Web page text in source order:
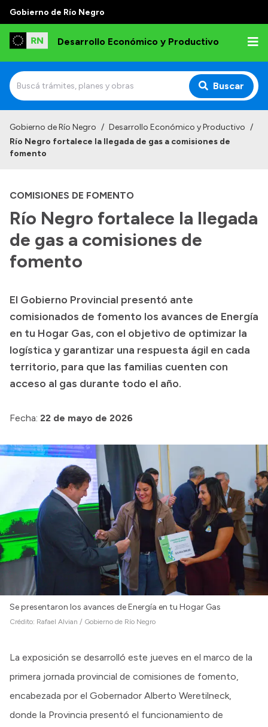
Gobierno de Río Negro
Desarrollo Económico y Productivo
Buscar
Institucional
Autoridades
Delegaciones
Normativa
Presupuesto
Boletín Oficial
Compras y licitaciones
Consulta de expedientes
Consulta de pago a proveedores
Login
Gobierno de Río Negro / Desarrollo Económico y Productivo /
Río Negro fortalece la llegada de gas a comisiones de
fomento
COMISIONES DE FOMENTO
Río Negro fortalece la llegada
de gas a comisiones de
fomento
El Gobierno Provincial presentó ante
comisionados de fomento los avances de Energía
en tu Hogar Gas, con el objetivo de optimizar la
logística y garantizar una respuesta ágil en cada
territorio, para que las familias cuenten con
acceso al gas durante todo el año.
Fecha: 22 de mayo de 2026
Se presentaron los avances de Energía en tu Hogar Gas
Crédito: Rafael Alvian / Gobierno de Río Negro
La exposición se desarrolló este jueves en el marco de la
primera jornada provincial de comisiones de fomento,
encabezada por el Gobernador Alberto Weretilneck,
donde la Provincia presentó el funcionamiento de